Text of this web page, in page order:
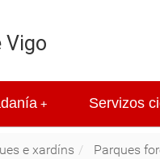
Vigo
+ Servizos
e xardíns Parques